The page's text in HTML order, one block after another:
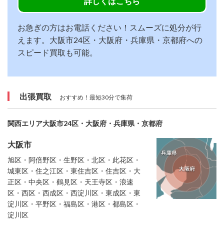
お急ぎの方はお電話ください！スムーズに処分が行
えます。大阪市24区・大阪府・兵庫県・京都府への
スピード買取も可能。
出張買取 おすすめ！最短30分で集荷
関西エリア大阪市24区・大阪府・兵庫県・京都府
大阪市
旭区・阿倍野区・生野区・北区・此花区・
城東区・住之江区・東住吉区・住吉区・大
正区・中央区・鶴見区・天王寺区・浪速
区・西区・西成区・西淀川区・東成区・東
淀川区・平野区・福島区・港区・都島区・
淀川区